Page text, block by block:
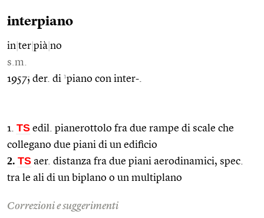
interpiano
in ter pià no
s.m.
1957; der. di 1piano con inter-.
1. TS edil. pianerottolo fra due rampe di scale che
collegano due piani di un edificio
2. TS aer. distanza fra due piani aerodinamici, spec.
tra le ali di un biplano o un multiplano
Correzioni e suggerimenti